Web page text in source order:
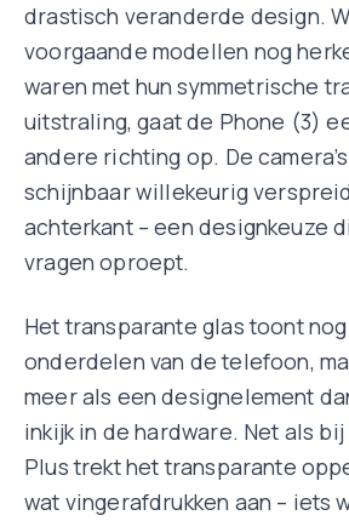
drastisch veranderde design.
voorgaande modellen nog
waren met hun symmetrische
uitstraling, gaat de Phone (3)
andere richting op. De
schijnbaar willekeurig
achterkant – een designkeuze
vragen oproept.
Het transparante glas toont
onderdelen van de telefoon,
meer als een designelement
inkijk in de hardware. Net als
Plus trekt het transparante
wat vingerafdrukken aan – iets